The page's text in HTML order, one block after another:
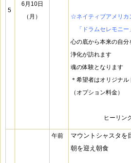
5
6月10日
（月）
☆ネイティブアメリカ
「ドラムセレモニー」
心の底から本来の自分
浄化が訪れます
魂の体験となります
＊希望者はオリジナ
（オプション料金）
ヒーリン
午前
マウントシャスタを
朝を迎え朝食